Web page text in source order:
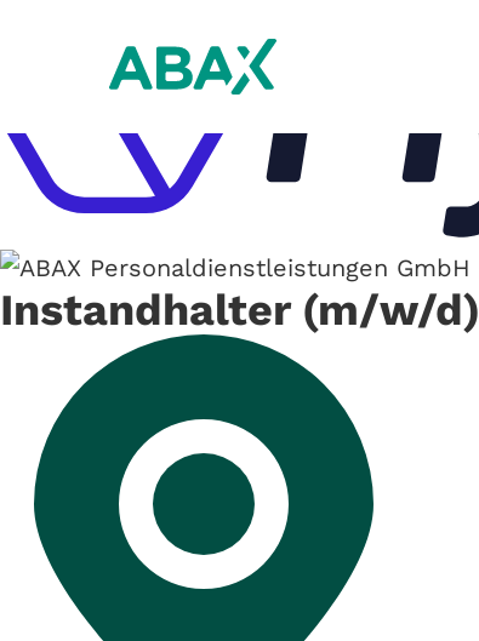
Instandhalter (m/w/d)